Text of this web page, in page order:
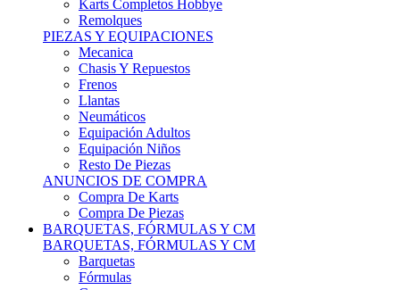
PIEZAS Y EQUIPACIONES
Mecanica
Chasis Y Repuestos
Frenos
Llantas
Neumáticos
Equipación Adultos
Equipación Niños
Resto De Piezas
ANUNCIOS DE COMPRA
Compra De Karts
Compra De Piezas
BARQUETAS, FÓRMULAS Y CM
BARQUETAS, FÓRMULAS Y CM
Barquetas
Fórmulas
Cm
Prototipos